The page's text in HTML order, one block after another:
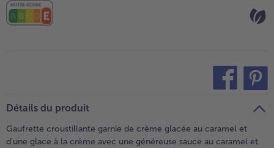
Détails du produit
Gaufrette croustillante garnie de crème glacée au caramel et
d'une glace à la crème avec une généreuse sauce au caramel et